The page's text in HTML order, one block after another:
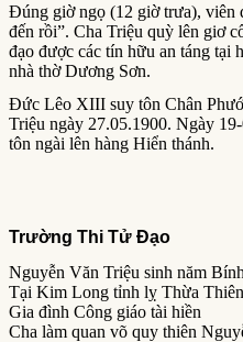
Đúng giờ ngọ (12 giờ trưa), viên
đến rồi”. Cha Triệu quỳ lên giơ
đạo được các tín hữu an táng tại
nhà thờ Dương Sơn.
Đức Lêo XIII suy tôn Chân
Triệu ngày 27.05.1900. Ngày
tôn ngài lên hàng Hiển thánh.
Trường Thi Tử Đạo
Nguyễn Văn Triệu sinh năm
Tại Kim Long tỉnh lỵ Thừa Thiên
Gia đình Công giáo tài hiền
Cha làm quan võ quy thiên